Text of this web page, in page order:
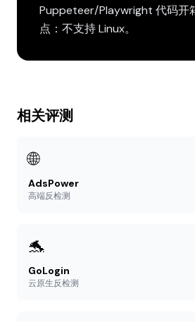
Puppeteer/Playwright 代码开
点：不支持 Linux。
相关评测
🌐
AdsPower
高端反检测
🐬
GoLogin
云原生反检测